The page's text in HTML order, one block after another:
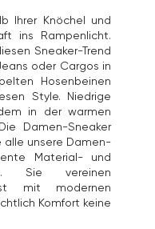
Ihrer Knöchel und
ins Rampenlicht.
Sneaker-Trend
oder Cargos in
Hosenbeinen
Style. Niedrige
in der warmen
Damen-Sneaker
alle unsere Damen-
Material- und
Sie vereinen
mit modernen
Komfort keine